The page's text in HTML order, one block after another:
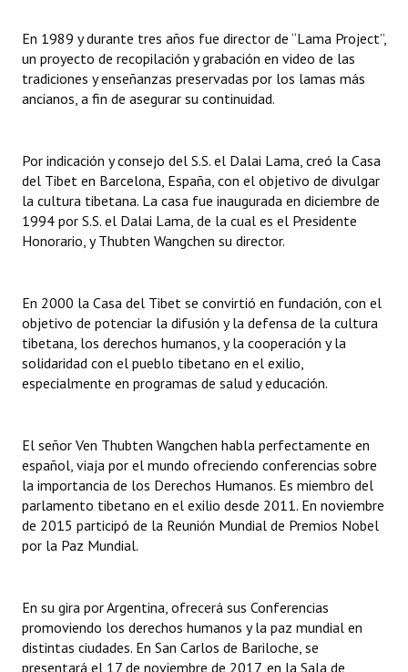
Premio al Mérito - Registro
Audiencias Públicas - Registro
Periodistas Decanos - Registro
Ciudadano Ilustre - Registro
Banca del Vecino - Registro
Antiguos Pobladores - Registro
Reconocimientos - Registro
Bariloche, Municipio intercultural
REFORMA DE LA CARTA ORGÁNICA
En 1989 y durante tres años fue director de “Lama Project”,
un proyecto de recopilación y grabación en video de las
tradiciones y enseñanzas preservadas por los lamas más
ancianos, a fin de asegurar su continuidad.
Por indicación y consejo del S.S. el Dalai Lama, creó la Casa
del Tibet en Barcelona, España, con el objetivo de divulgar
la cultura tibetana. La casa fue inaugurada en diciembre de
1994 por S.S. el Dalai Lama, de la cual es el Presidente
Honorario, y Thubten Wangchen su director.
En 2000 la Casa del Tibet se convirtió en fundación, con el
objetivo de potenciar la difusión y la defensa de la cultura
tibetana, los derechos humanos, y la cooperación y la
solidaridad con el pueblo tibetano en el exilio,
especialmente en programas de salud y educación.
El señor Ven Thubten Wangchen habla perfectamente en
español, viaja por el mundo ofreciendo conferencias sobre
la importancia de los Derechos Humanos. Es miembro del
parlamento tibetano en el exilio desde 2011. En noviembre
de 2015 participó de la Reunión Mundial de Premios Nobel
por la Paz Mundial.
En su gira por Argentina, ofrecerá sus Conferencias
promoviendo los derechos humanos y la paz mundial en
distintas ciudades. En San Carlos de Bariloche, se
presentará el 17 de noviembre de 2017, en la Sala de